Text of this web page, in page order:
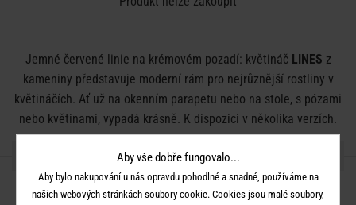
Jemné červené linie na krémovém pozadí: květináč LINES z
kameniny představuje moderní rám pro nejrůznější rostliny v
květináčích. Ať už na okenním parapetu nebo na stole, s pózami
nebo květinami, vypadá krásně. K dispozici v několika verzích.
DETAILY PRODUKTU
Rozměry:průměr 14 x V 12,5 cm
Aby vše dobře fungovalo...
Aby bylo nakupování u nás opravdu pohodlné a snadné, používáme na
našich webových stránkách soubory cookie. Cookies jsou malé soubory,